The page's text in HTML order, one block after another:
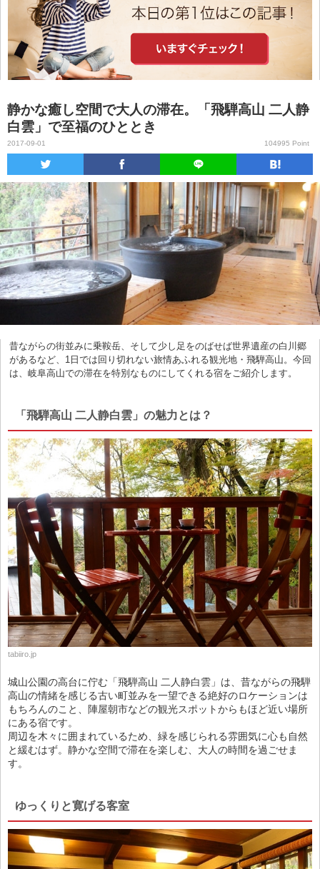
静かな癒し空間で大人の滞在。「飛騨高山 二人静
白雲」で至福のひととき
2017-09-01 104995 Point
昔ながらの街並みに乗鞍岳、そして少し足をのばせば世界遺産の白川郷
があるなど、1日では回り切れない旅情あふれる観光地・飛騨高山。今回
は、岐阜高山での滞在を特別なものにしてくれる宿をご紹介します。
「飛騨高山 二人静白雲」の魅力とは？
tabiiro.jp
城山公園の高台に佇む「飛騨高山 二人静白雲」は、昔ながらの飛騨
高山の情緒を感じる古い町並みを一望できる絶好のロケーションは
もちろんのこと、陣屋朝市などの観光スポットからもほど近い場所
にある宿です。
周辺を木々に囲まれているため、緑を感じられる雰囲気に心も自然
と緩むはず。静かな空間で滞在を楽しむ、大人の時間を過ごせま
す。
ゆっくりと寛げる客室